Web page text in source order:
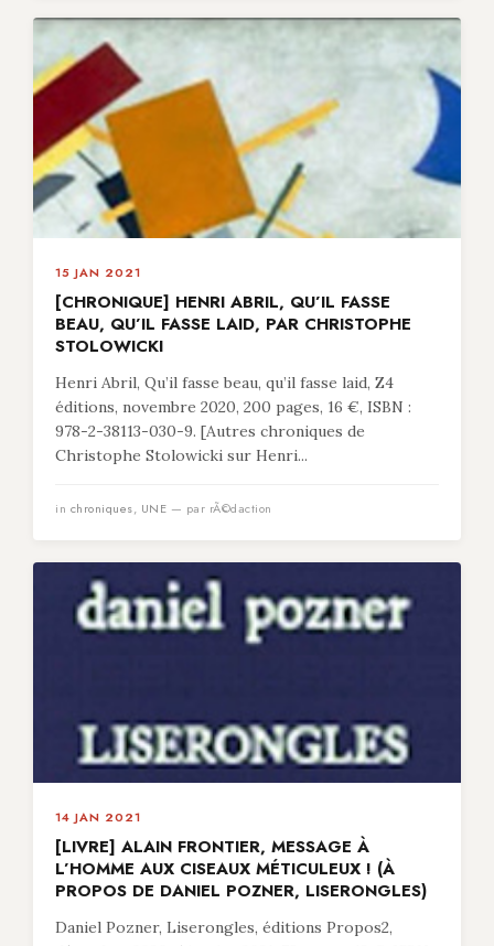
15 JAN 2021
[CHRONIQUE] HENRI ABRIL, QU’IL FASSE
BEAU, QU’IL FASSE LAID, PAR CHRISTOPHE
STOLOWICKI
Henri Abril, Qu’il fasse beau, qu’il fasse laid, Z4
éditions, novembre 2020, 200 pages, 16 €, ISBN :
978-2-38113-030-9. [Autres chroniques de
Christophe Stolowicki sur Henri...
in chroniques, UNE — par rÃ©daction
14 JAN 2021
[LIVRE] ALAIN FRONTIER, MESSAGE À
L’HOMME AUX CISEAUX MÉTICULEUX ! (À
PROPOS DE DANIEL POZNER, LISERONGLES)
Daniel Pozner, Liserongles, éditions Propos2,